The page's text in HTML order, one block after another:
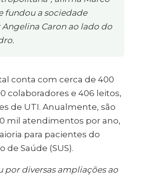
fundou a sociedade
Caron ao lado do
conta com cerca de 400
colaboradores e 406 leitos,
de UTI. Anualmente, são
mil atendimentos por ano,
para pacientes do
de Saúde (SUS).
por diversas ampliações ao